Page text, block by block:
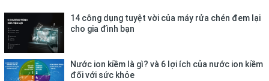
14 công dụng tuyệt vời của máy rửa chén đem lại
cho gia đình bạn
Nước ion kiềm là gì? và 6 lợi ích của nước ion kiềm
đối với sức khỏe